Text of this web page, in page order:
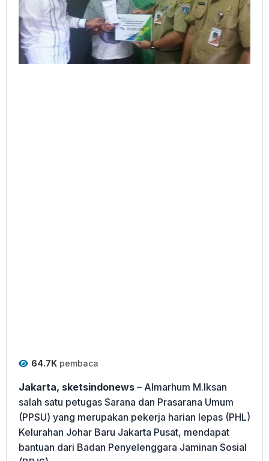
Juta
Rupiah
64.7K pembaca
Jakarta, sketsindonews – Almarhum M.Iksan
salah satu petugas Sarana dan Prasarana Umum
(PPSU) yang merupakan pekerja harian lepas (PHL)
Kelurahan Johar Baru Jakarta Pusat, mendapat
bantuan dari Badan Penyelenggara Jaminan Sosial